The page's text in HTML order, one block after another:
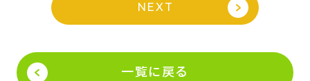
NEXT
一覧に戻る